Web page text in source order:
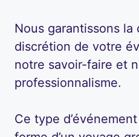
Nous garantissons
discrétion de votre
notre savoir-faire et
professionnalisme.
Ce type